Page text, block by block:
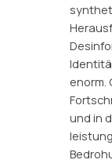
enorm.
und in